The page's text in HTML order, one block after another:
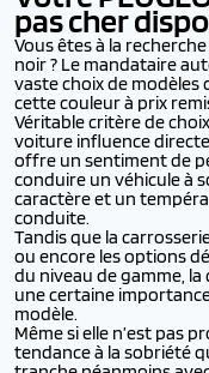
pas cher
Vous êtes à la recherche
noir ? Le mandataire
vaste choix de modèles
cette couleur à prix
Véritable critère de
voiture influence
offre un sentiment de
conduire un véhicule à
caractère et un
conduite.
Tandis que la
ou encore les options
du niveau de gamme,
une certaine
modèle.
Même si elle n’est pas
tendance à la sobriété